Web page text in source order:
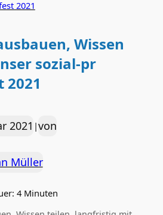
Wissen
sozial-pr
2021
2021 |von
Müller
4 Minuten